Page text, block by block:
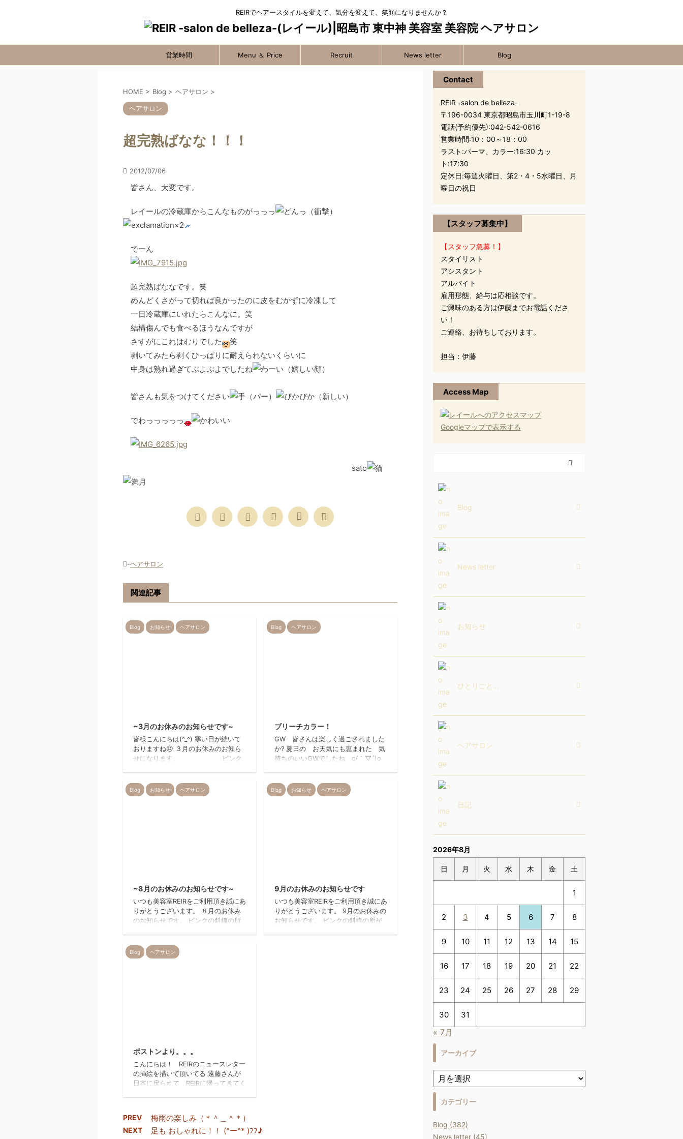
REIRでヘアースタイルを変えて、気分を変えて、笑顔になりませんか？
営業時間 Menu ＆ Price Recruit News letter Blog
HOME > Blog > ヘアサロン >
ヘアサロン
超完熟ばなな！！！
2012/07/06
皆さん、大変です。
レイールの冷蔵庫からこんなものがっっっ
でーん
超完熟ばななです。笑
めんどくさがって切れば良かったのに皮をむかずに冷凍して
一日冷蔵庫にいれたらこんなに。笑
結構傷んでも食べるほうなんですが
さすがにこれはむりでした
笑
剥いてみたら剥くひっぱりに耐えられないくらいに
中身は熟れ過ぎてぶよぶよでしたね
皆さんも気をつけてください
でわっっっっっ
sato
-ヘアサロン
関連記事
Blog お知らせ ヘアサロン
~3月のお休みのお知らせです~
皆様こんにちは(^_^) 寒い日が続いて
おりますね😣 ３月のお休みのお知ら
せになります。 ピンク
願いいたします。 美容室REIR…
Blog ヘアサロン
ブリーチカラー！
GW 皆さんは楽しく過ごされました
か? 夏日の お天気にも恵まれた 気
持ちのいいGWでしたね o(｀▽´)o
客様です。 「初めての方やお仕事の
相手などに 髪の毛で覚えてもらえ
Blog お知らせ ヘアサロン
~8月のお休みのお知らせです~
いつも美容室REIRをご利用頂き誠にあ
りがとうございます。 ８月のお休み
のお知らせです。 ピンクの斜線の所
ります。 ご不便をお掛け致しますが
よろしくお願い致します。 美容室
Blog お知らせ ヘアサロン
9月のお休みのお知らせです
いつも美容室REIRをご利用頂き誠にあ
りがとうございます。 9月のお休みの
お知らせです。 ピンクの斜線の所が
Blog ヘアサロン
ボストンより。。。
こんにちは！ REIRのニュースレター
の挿絵を描いて頂いてる 遠藤さんが
日本に戻られて REIRに帰ってきてく
ました♬ パッケージ おしゃれ～
♡ ( ˘ω˘ ) お客様とREIRの繋が
PREV 梅雨の楽しみ（＊＾＿＾＊）
NEXT 足も おしゃれに！！ (^ー^* )ﾌﾌ♪
Contact
REIR -salon de belleza-
〒196-0034 東京都昭島市玉川町1-19-8
電話(予約優先):042-542-0616
営業時間:10：00～18：00
ラスト:パーマ、カラー:16:30 カッ
ト:17:30
定休日:毎週火曜日、第2・4・5水曜日、月
曜日の祝日
【スタッフ募集中】
【スタッフ急募！】
スタイリスト
アシスタント
アルバイト
雇用形態、給与は応相談です。
ご興味のある方は伊藤までお電話くださ
い！
ご連絡、お待ちしております。
担当：伊藤
Access Map
Googleマップで表示する
Blog
News letter
お知らせ
ひとりごと…
ヘアサロン
日記
2026年8月
日 月 火 水 木 金 土
1
2 3 4 5 6 7 8
9 10 11 12 13 14 15
16 17 18 19 20 21 22
23 24 25 26 27 28 29
30 31
« 7月
アーカイブ
カテゴリー
Blog (382)
News letter (45)